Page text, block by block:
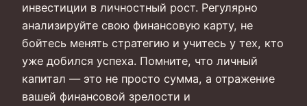
инвестиции в личностный рост. Регулярно
анализируйте свою финансовую карту, не
бойтесь менять стратегию и учитесь у тех, кто
уже добился успеха. Помните, что личный
капитал — это не просто сумма, а отражение
вашей финансовой зрелости и